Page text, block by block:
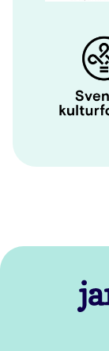
Jamk
–